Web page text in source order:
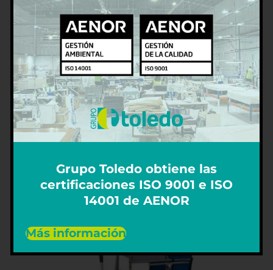
CARROS PORTAPLATOS
Grupo Toledo obtiene las
certificaciones ISO 9001 e ISO
14001 de AENOR
Más información